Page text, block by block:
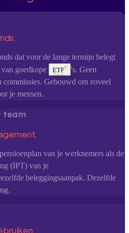
dat voor de lange termijn belegt
goedkope
ETF?
's. Geen
commissies. Gebouwd om zoveel
je mensen.
team
van je werknemers als de
(IPT) van je
beleggingsaanpak. Dezelfde